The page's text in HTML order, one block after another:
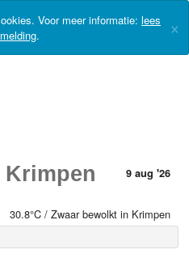
Voor meer informatie: lees
. ×
Krimpen 9 aug '26
30.8°C / Zwaar bewolkt in Krimpen